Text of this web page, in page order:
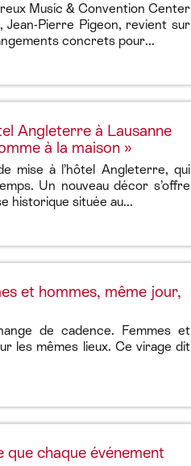
Music & Convention Center
Pierre Pigeon, revient sur
concrets pour...
Angleterre à Lausanne
à la maison »
mise à l’hôtel Angleterre, qui
Un nouveau décor s’offre
historique située au...
et hommes, même jour,
de cadence. Femmes et
les mêmes lieux. Ce virage dit
que chaque événement